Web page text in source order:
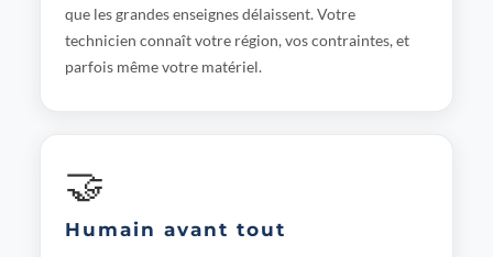
que les grandes enseignes délaissent. Votre
technicien connaît votre région, vos contraintes, et
parfois même votre matériel.
🤝
Humain avant tout